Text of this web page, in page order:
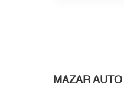
MAZAR